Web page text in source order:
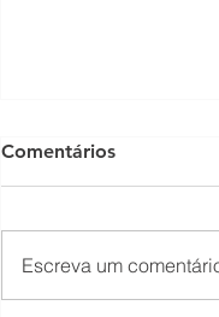
Comentários
Escreva um